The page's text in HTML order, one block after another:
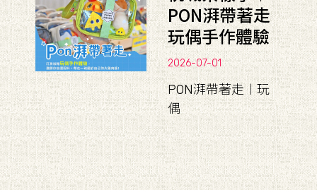
PON湃帶著走
玩偶手作體驗
2026-07-01
PON湃帶著走︱玩
偶